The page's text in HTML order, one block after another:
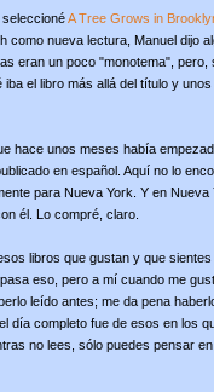
A Tree Grows in
como nueva lectura, Manuel dijo
eran un poco "monotema", pero,
el libro más allá del título y
hace unos meses había
en español. Aquí no lo
para Nueva York. Y en Nueva
él. Lo compré, claro.
libros que gustan y que
eso, pero a mí cuando me
leído antes; me da pena
día completo fue de esos en los
no lees, sólo puedes pensar